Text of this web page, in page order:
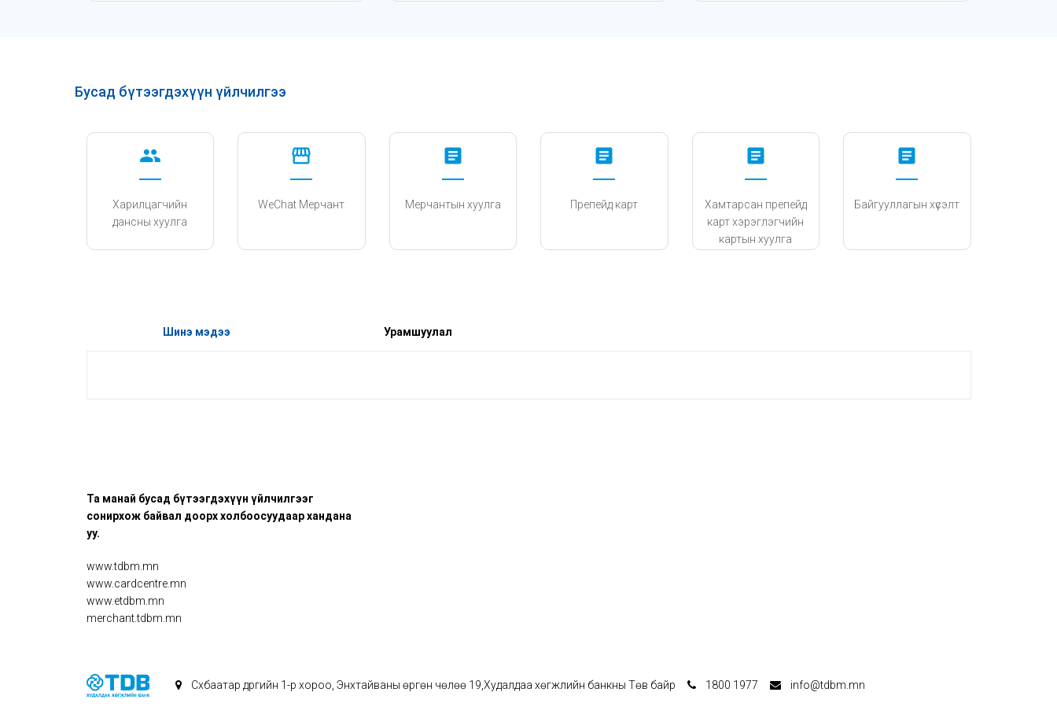
Бусад бүтээгдэхүүн үйлчилгээ
group
Харилцагчийн
дансны хуулга
storefront
WeChat Мерчант
article
Мерчантын хуулга
article
Препейд карт
article
Хамтарсан препейд
карт хэрэглэгчийн
картын хуулга
article
Байгууллагын хүсэлт
Шинэ мэдээ Урамшуулал
Та манай бусад бүтээгдэхүүн үйлчилгээг
сонирхож байвал доорх холбоосуудаар хандана
уу.
www.tdbm.mn
www.cardcentre.mn
www.etdbm.mn
merchant.tdbm.mn
Сүхбаатар дүүргийн 1-р хороо, Энхтайваны өргөн чөлөө 19,Худалдаа хөгжлийн банкны Төв байр 1800 1977 info@tdbm.mn